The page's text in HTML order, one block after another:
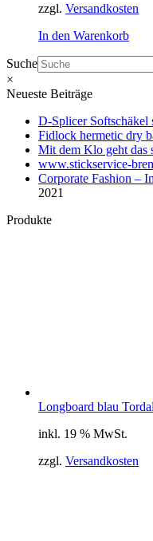
zzgl. Versandkosten
In den Warenkorb
Suche
×
Neueste Beiträge
D-Splicer Softschäkel
Fidlock hermetic dry
Mit dem Klo geht das
www.stickservice-
Corporate Fashion –
2021
Produkte
Longboard blau
inkl. 19 % MwSt.
zzgl. Versandkosten